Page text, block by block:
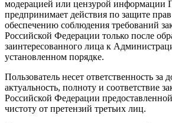
модерацией или цензурой информации
предпринимает действия по защите
обеспечению соблюдения требований
Российской Федерации только после
заинтересованного лица к
установленном порядке.
Пользователь несет ответственность за
актуальность, полноту и соответствие
Российской Федерации
чистоту от претензий третьих лиц.